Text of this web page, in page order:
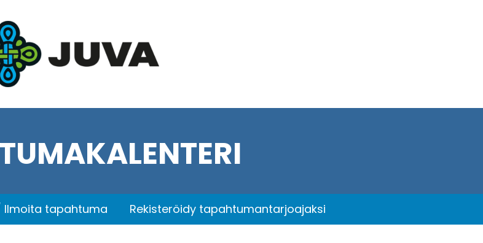
Ilmoita tapahtuma Rekisteröidy tapahtumantarjoajaksi